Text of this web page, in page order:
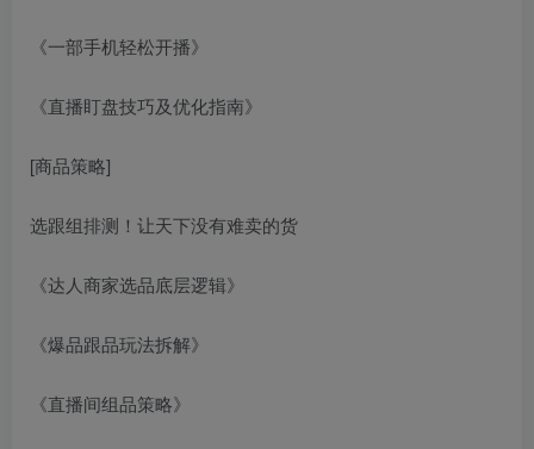
《一部手机轻松开播》
《直播盯盘技巧及优化指南》
[商品策略]
选跟组排测！让天下没有难卖的货
《达人商家选品底层逻辑》
《爆品跟品玩法拆解》
《直播间组品策略》